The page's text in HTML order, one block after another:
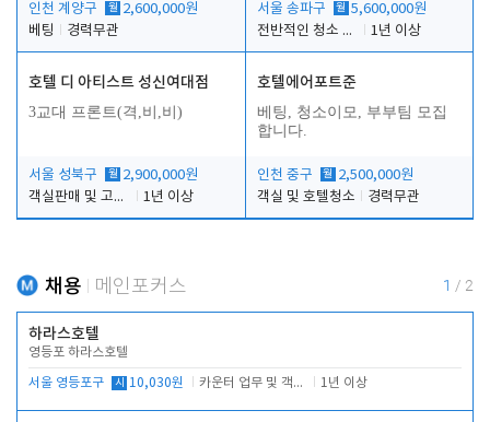
인천 계양구 월 2,600,000원
베팅
경력무관
서울 송파구 월 5,600,000원
전반적인 청소 업무(객실청소.객실정리)
1년 이상
호텔 디 아티스트 성신여대점
3교대 프론트(격,비,비)
서울 성북구 월 2,900,000원
객실판매 및 고객응대
1년 이상
호텔에어포트준
베팅, 청소이모, 부부팀 모집
합니다.
인천 중구 월 2,500,000원
객실 및 호텔청소
경력무관
채용 메인포커스 1 / 2
하라스호텔
영등포 하라스호텔
서울 영등포구 시 10,030원 카운터 업무 및 객실관리(청소상태 확인, 객실판매) 1년 이상